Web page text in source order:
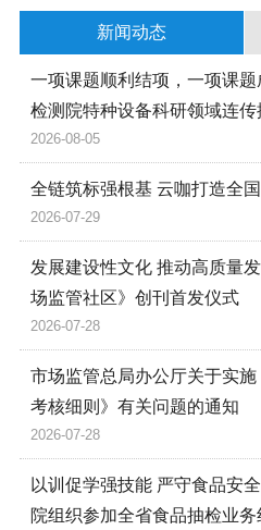
新闻动态
一项课题顺利结项，一项课
检测院特种设备科研领域连传
2026-08-05
全链筑标强根基 云咖打造全
2026-07-29
发展建设性文化 推动高质量
场监管社区》创刊首发仪式
2026-07-28
市场监管总局办公厅关于实
考核细则》有关问题的通知
2026-07-28
以训促学强技能 严守食品安
院组织参加全省食品抽检业务